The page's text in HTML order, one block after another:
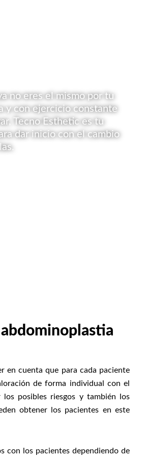
no eres el mismo por tu
y con ejercicio constante
Tecno Esthetic es tu
dar inicio con el cambio
en cuenta que para cada paciente
de forma individual con el
posibles riesgos y también los
obtener los pacientes en este
con los pacientes dependiendo de